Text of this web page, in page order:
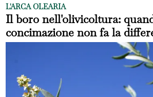
L'ARCA OLEARIA
Il boro nell'olivicoltura:
concimazione non fa la